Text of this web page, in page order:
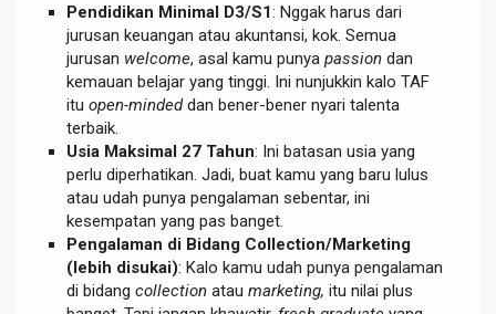
Pendidikan Minimal D3/S1: Nggak harus dari
jurusan keuangan atau akuntansi, kok. Semua
jurusan welcome, asal kamu punya passion dan
kemauan belajar yang tinggi. Ini nunjukkin kalo TAF
itu open-mindeddan bener-bener nyari talenta
terbaik.
Usia Maksimal 27 Tahun: Ini batasan usia yang
perlu diperhatikan. Jadi, buat kamu yang baru lulus
atau udah punya pengalaman sebentar, ini
kesempatan yang pas banget.
Pengalaman di Bidang Collection/Marketing
(lebih disukai): Kalo kamu udah punya pengalaman
di bidang collection atau marketing, itu nilai plus